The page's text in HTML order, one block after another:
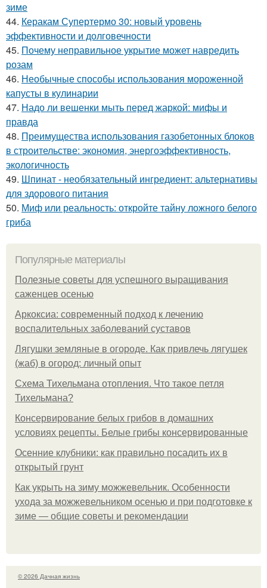
зиме
44. Керакам Супертермо 30: новый уровень
эффективности и долговечности
45. Почему неправильное укрытие может навредить
розам
46. Необычные способы использования мороженной
капусты в кулинарии
47. Надо ли вешенки мыть перед жаркой: мифы и
правда
48. Преимущества использования газобетонных блоков
в строительстве: экономия, энергоэффективность,
экологичность
49. Шпинат - необязательный ингредиент: альтернативы
для здорового питания
50. Миф или реальность: откройте тайну ложного белого
гриба
Популярные материалы
Полезные советы для успешного выращивания
саженцев осенью
Аркоксиа: современный подход к лечению
воспалительных заболеваний суставов
Лягушки земляные в огороде. Как привлечь лягушек
(жаб) в огород: личный опыт
Схема Тихельмана отопления. Что такое петля
Тихельмана?
Консервирование белых грибов в домашних
условиях рецепты. Белые грибы консервированные
Осенние клубники: как правильно посадить их в
открытый грунт
Как укрыть на зиму можжевельник. Особенности
ухода за можжевельником осенью и при подготовке к
зиме — общие советы и рекомендации
© 2026 Дачная жизнь